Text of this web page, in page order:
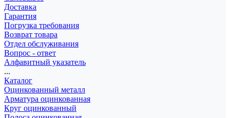
Доставка
Гарантия
Погрузка требования
Возврат товара
Отдел обслуживания
Вопрос - ответ
Алфавитный указатель
...
Каталог
Оцинкованный металл
Арматура оцинкованная
Круг оцинкованный